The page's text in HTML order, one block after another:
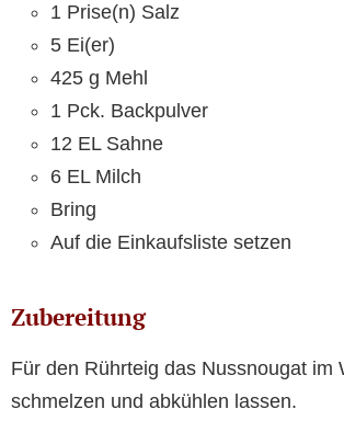
1 Prise(n) Salz
5 Ei(er)
425 g Mehl
1 Pck. Backpulver
12 EL Sahne
6 EL Milch
Bring
Auf die Einkaufsliste setzen
Zubereitung
Für den Rührteig das Nussnougat im
schmelzen und abkühlen lassen.